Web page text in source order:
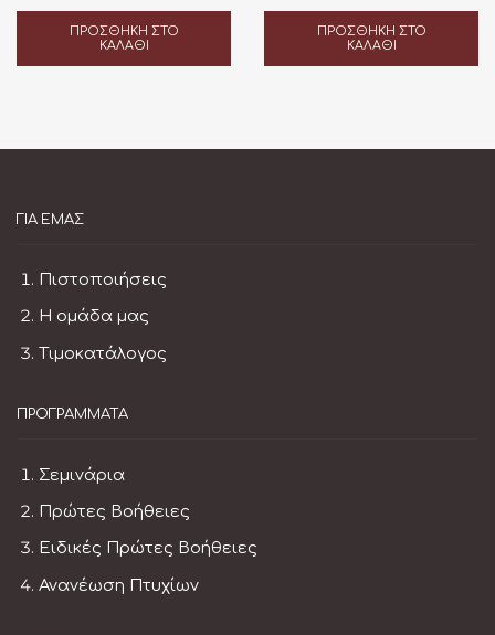
ΠΡΟΣΘΉΚΗ ΣΤΟ
ΚΑΛΆΘΙ
ΠΡΟΣΘΉΚΗ ΣΤΟ
ΚΑΛΆΘΙ
ΓΙΑ ΕΜΆΣ
Πιστοποιήσεις
Η ομάδα μας
Τιμοκατάλογος
ΠΡΟΓΡΆΜΜΑΤΑ
Σεμινάρια
Πρώτες Βοήθειες
Ειδικές Πρώτες Βοήθειες
Ανανέωση Πτυχίων